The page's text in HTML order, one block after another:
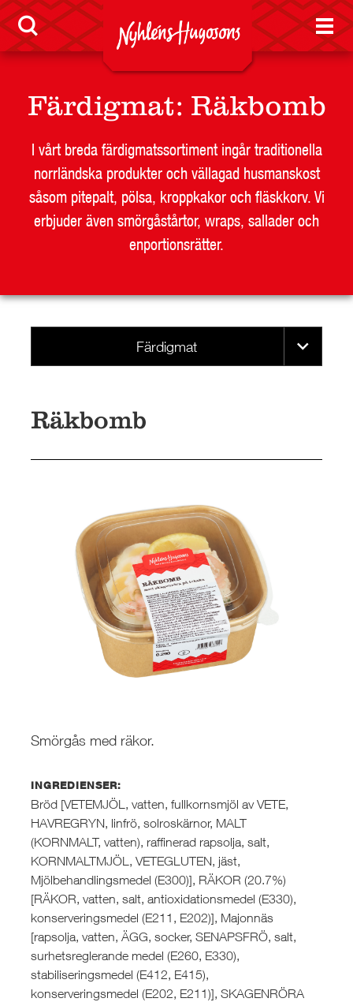
Färdigmat: Räkbomb
I vårt breda färdigmatssortiment ingår traditionella
norrländska produkter och vällagad husmanskost
såsom pitepalt, pölsa, kroppkakor och fläskkorv. Vi
erbjuder även smörgåstårtor, wraps, sallader och
enportionsrätter.
Färdigmat
Räkbomb
Smörgås med räkor.
INGREDIENSER:
Bröd [VETEMJÖL, vatten, fullkornsmjöl av VETE,
HAVREGRYN, linfrö, solroskärnor, MALT
(KORNMALT, vatten), raffinerad rapsolja, salt,
KORNMALTMJÖL, VETEGLUTEN, jäst,
Mjölbehandlingsmedel (E300)], RÄKOR (20.7%)
[RÄKOR, vatten, salt, antioxidationsmedel (E330),
konserveringsmedel (E211, E202)], Majonnäs
[rapsolja, vatten, ÄGG, socker, SENAPSFRÖ, salt,
surhetsreglerande medel (E260, E330),
stabiliseringsmedel (E412, E415),
konserveringsmedel (E202, E211)], SKAGENRÖRA